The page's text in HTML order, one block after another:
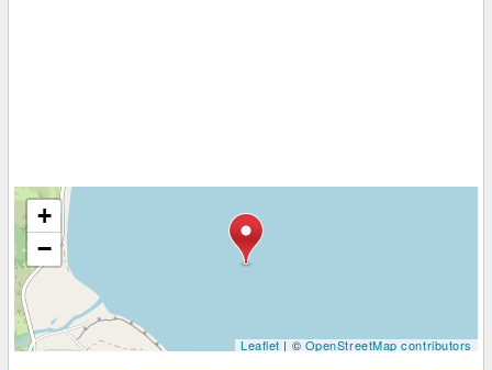
+
−
Leaflet| ©OpenStreetMap contributors